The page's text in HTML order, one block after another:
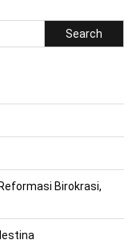
Search
Birokrasi,